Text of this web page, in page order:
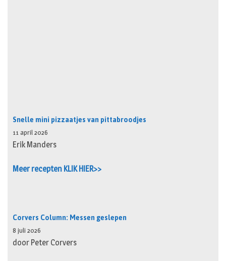
Snelle mini pizzaatjes van pittabroodjes
11 april 2026
Erik Manders
Meer recepten KLIK HIER>>
Corvers Column: Messen geslepen
8 juli 2026
door Peter Corvers